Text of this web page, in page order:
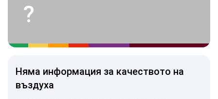
?
Няма информация за качеството на
въздуха